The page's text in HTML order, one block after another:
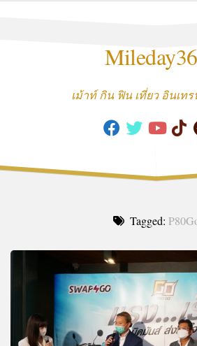
เม้าท์ กิน ฟิน เที่ยว อินเท
Tagged: